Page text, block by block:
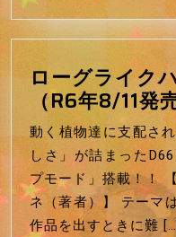
グ
ラ
ク
ハ
ー
フ)
読
む
ローグライク
（R6年8/11発
動く植物達に支配さ
しさ」が詰まった
プモード」搭載！！
ネ（著者）】 テーマ
作品を出すときに難